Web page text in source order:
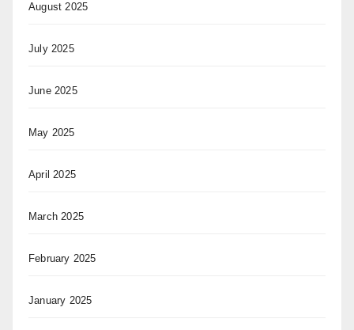
August 2025
July 2025
June 2025
May 2025
April 2025
March 2025
February 2025
January 2025